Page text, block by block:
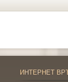
ИНТЕРНЕТ